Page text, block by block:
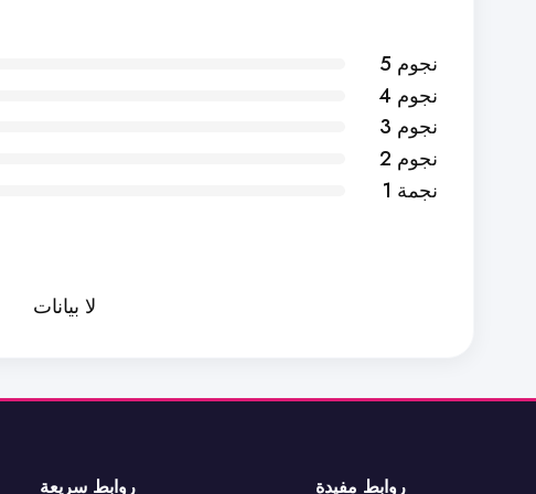
5 نجوم
4 نجوم
3 نجوم
2 نجوم
1 نجمة
لا بيانات
روابط سريعة روابط مفيدة